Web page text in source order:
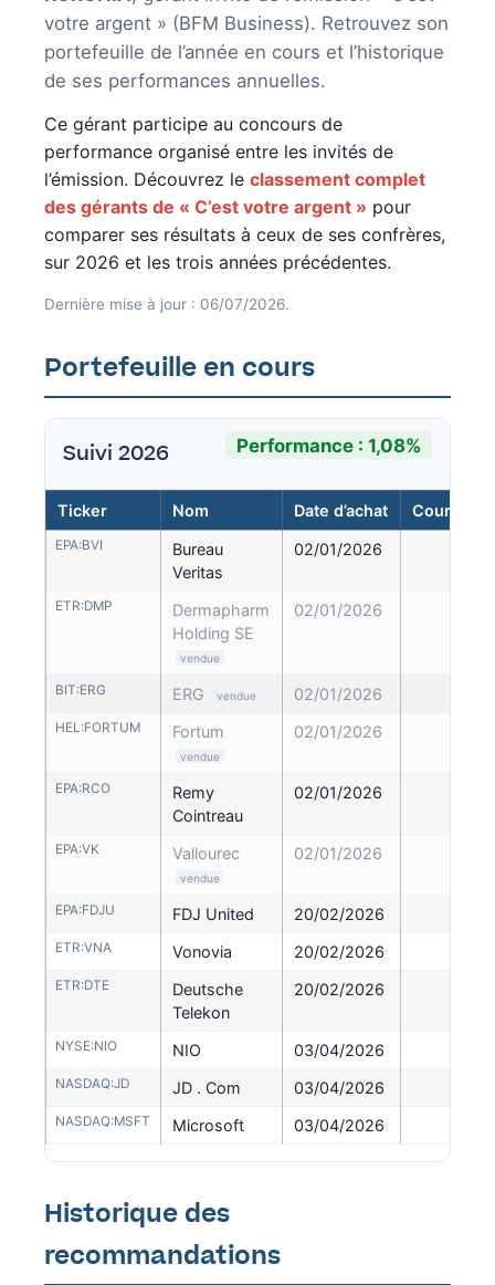
votre argent » (BFM Business). Retrouvez son
portefeuille de l’année en cours et l’historique
de ses performances annuelles.
Ce gérant participe au concours de
performance organisé entre les invités de
l’émission. Découvrez le classement complet
des gérants de « C’est votre argent » pour
comparer ses résultats à ceux de ses confrères,
sur 2026 et les trois années précédentes.
Dernière mise à jour : 06/07/2026.
Portefeuille en cours
Suivi 2026 Performance : 1,08%
Ticker Nom Date d’achat Cours
EPA:BVI
Bureau
Veritas
02/01/2026
ETR:DMP
Dermapharm
Holding SE
vendue
02/01/2026
BIT:ERG ERG vendue 02/01/2026
HEL:FORTUM Fortum
vendue
02/01/2026
EPA:RCO
Remy
Cointreau
02/01/2026
EPA:VK Vallourec
vendue
02/01/2026
EPA:FDJU FDJ United 20/02/2026
ETR:VNA Vonovia 20/02/2026
ETR:DTE
Deutsche
Telekon
20/02/2026
NYSE:NIO NIO 03/04/2026
NASDAQ:JD JD . Com 03/04/2026
NASDAQ:MSFT Microsoft 03/04/2026
Historique des
recommandations